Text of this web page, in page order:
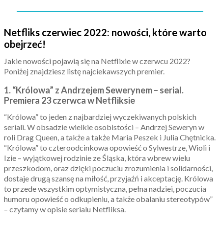
Netfliks czerwiec 2022: nowości, które warto
obejrzeć!
Jakie nowości pojawią się na Netflixie w czerwcu 2022?
Poniżej znajdziesz listę najciekawszych premier.
1. “Królowa” z Andrzejem Sewerynem – serial.
Premiera 23 czerwca w Netfliksie
“Królowa” to jeden z najbardziej wyczekiwanych polskich
seriali. W obsadzie wielkie osobistości – Andrzej Seweryn w
roli Drag Queen, a także a także Maria Peszek i Julia Chętnicka.
“Królowa” to czteroodcinkowa opowieść o Sylwestrze, Wioli i
Izie – wyjątkowej rodzinie ze Śląska, która wbrew wielu
przeszkodom, oraz dzięki poczuciu zrozumienia i solidarności,
dostaje drugą szansę na miłość, przyjaźń i akceptację. Królowa
to przede wszystkim optymistyczna, pełna nadziei, poczucia
humoru opowieść o odkupieniu, a także obalaniu stereotypów”
– czytamy w opisie serialu Netfliksa.